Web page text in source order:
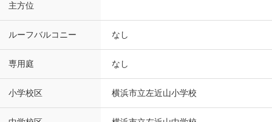
主方位
ルーフバルコニー なし
専用庭 なし
小学校区 横浜市立左近山小学校